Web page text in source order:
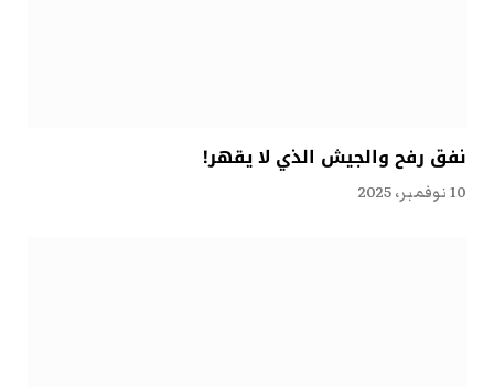
نفق رفح والجيش الذي لا يقهر!
10 نوفمبر، 2025